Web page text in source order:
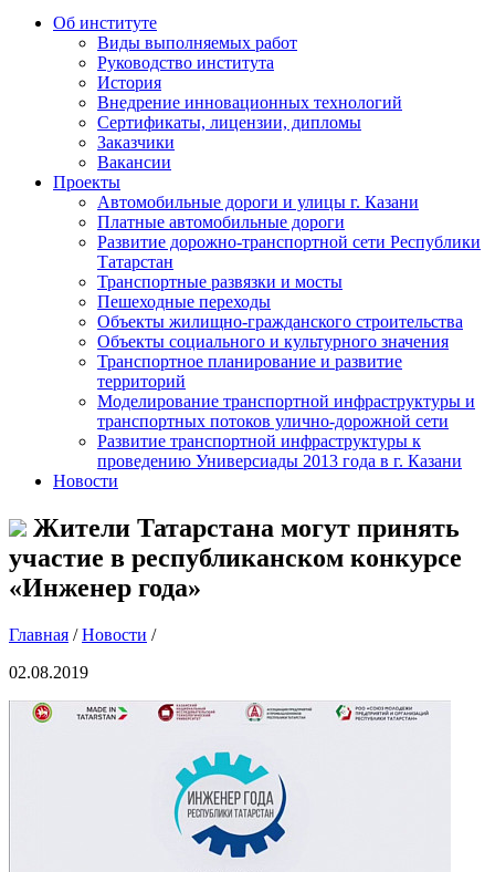
Об институте
Виды выполняемых работ
Руководство института
История
Внедрение инновационных технологий
Сертификаты, лицензии, дипломы
Заказчики
Вакансии
Проекты
Автомобильные дороги и улицы г. Казани
Платные автомобильные дороги
Развитие дорожно-транспортной сети Республики
Татарстан
Транспортные развязки и мосты
Пешеходные переходы
Объекты жилищно-гражданского строительства
Объекты социального и культурного значения
Транспортное планирование и развитие
территорий
Моделирование транспортной инфраструктуры и
транспортных потоков улично-дорожной сети
Развитие транспортной инфраструктуры к
проведению Универсиады 2013 года в г. Казани
Новости
Жители Татарстана могут принять
участие в республиканском конкурсе
«Инженер года»
Главная /Новости /
02.08.2019